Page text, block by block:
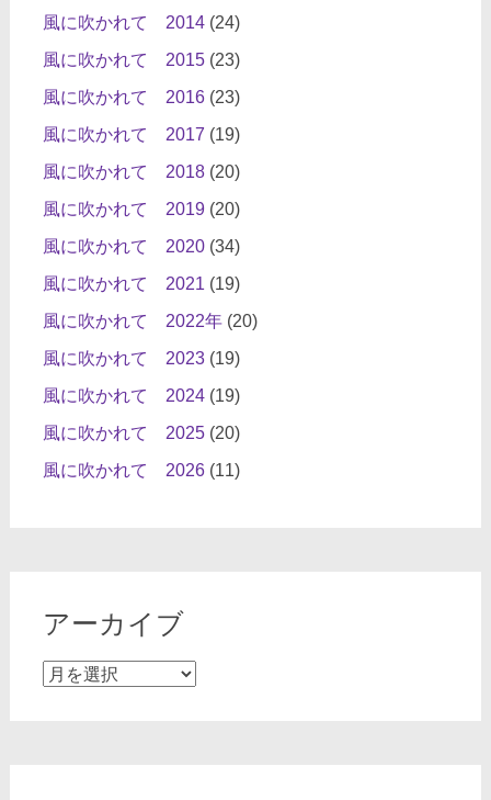
風に吹かれて 2014(24)
風に吹かれて 2015(23)
風に吹かれて 2016(23)
風に吹かれて 2017 (19)
風に吹かれて 2018(20)
風に吹かれて 2019(20)
風に吹かれて 2020(34)
風に吹かれて 2021 (19)
風に吹かれて 2022年(20)
風に吹かれて 2023(19)
風に吹かれて 2024(19)
風に吹かれて 2025(20)
風に吹かれて 2026(11)
アーカイブ
ア